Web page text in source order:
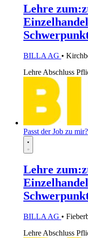
Lehre
BILLA AG •
Lehre Abschluss
Passt der Job zu mir?
Lehre
BILLA AG •
Lehre Abschluss